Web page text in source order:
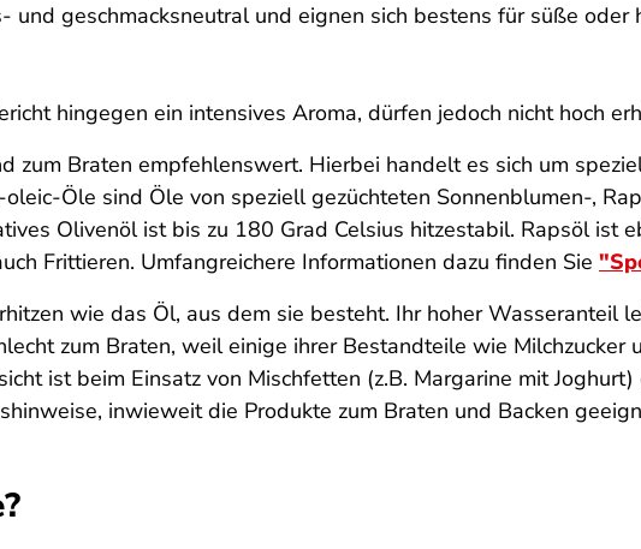
und geschmacksneutral und eignen sich bestens für süße
hingegen ein intensives Aroma, dürfen jedoch nicht hoch
zum Braten empfehlenswert. Hierbei handelt es sich um
Öle sind Öle von speziell gezüchteten Sonnenblumen-,
Olivenöl ist bis zu 180 Grad Celsius hitzestabil. Rapsöl ist
Frittieren. Umfangreichere Informationen dazu finden Sie "
wie das Öl, aus dem sie besteht. Ihr hoher Wasseranteil
zum Braten, weil einige ihrer Bestandteile wie Milchzucker
ist beim Einsatz von Mischfetten (z.B. Margarine mit
inwieweit die Produkte zum Braten und Backen